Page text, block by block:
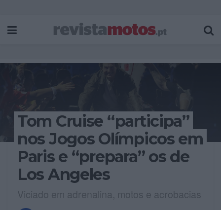
Tom Cruise “participa”
nos Jogos Olímpicos em
Paris e “prepara” os de
Los Angeles
Viciado em adrenalina, motos e acrobacias